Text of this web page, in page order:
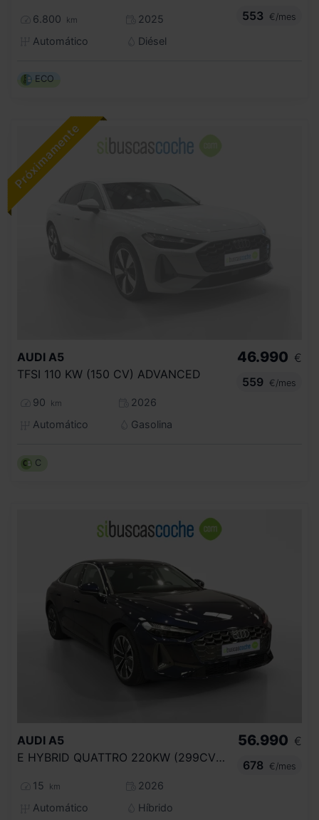
6.800 km
2025
Automático
Diésel
553
€/mes
ECO
AUDI A5
TFSI 110 KW (150 CV) ADVANCED
90 km
2026
Automático
Gasolina
46.990 €
559
€/mes
C
AUDI A5
E HYBRID QUATTRO 220KW (299CV) ADVANCED
15 km
2026
Automático
Híbrido
56.990 €
678
€/mes